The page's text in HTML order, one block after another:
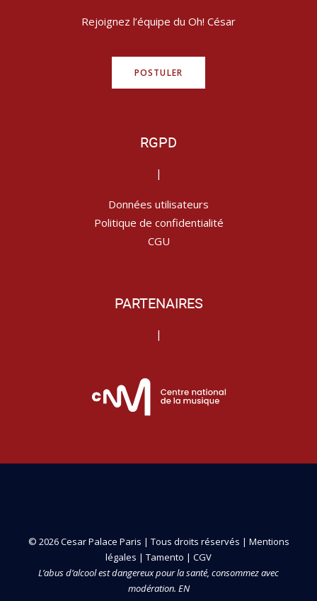
Rejoignez l’équipe du Oh! César
POSTULER
RGPD
|
Données utilisateurs
Politique de confidentialité
CGU
PARTENAIRES
|
© 2026 Cesar Palace Paris | Tous droits réservés | Mentions
légales | Tamento | CGV
L’abus d’alcool est dangereux pour la santé, consommez avec
modération. EN